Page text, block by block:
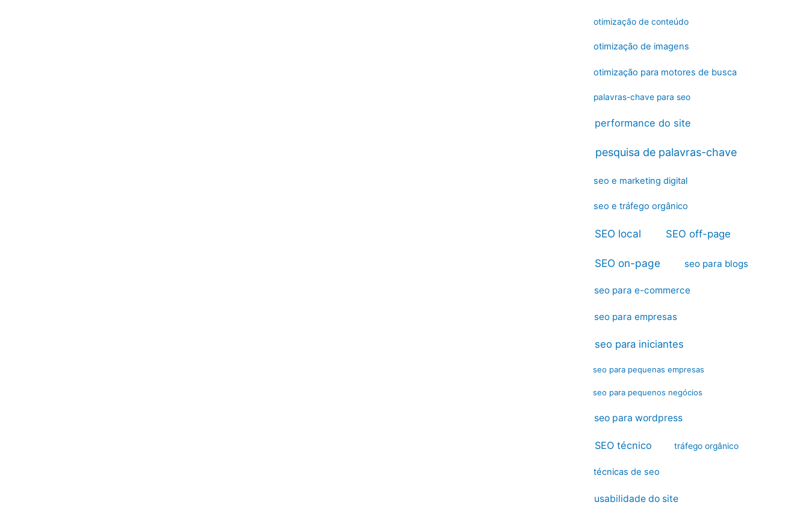
otimização de conteúdo
otimização de imagens
otimização para motores de busca
palavras-chave para seo
performance do site
pesquisa de palavras-chave
seo e marketing digital
seo e tráfego orgânico
SEO local SEO off-page
SEO on-page seo para blogs
seo para e-commerce
seo para empresas
seo para iniciantes
seo para pequenas empresas
seo para pequenos negócios
seo para wordpress
SEO técnico tráfego orgânico
técnicas de seo
usabilidade do site